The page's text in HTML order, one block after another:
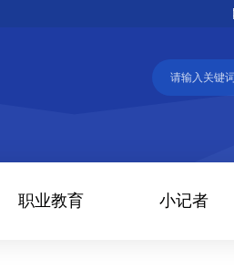
职业教育 小记者